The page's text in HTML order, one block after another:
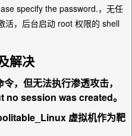
specify the password.，无任
活，后台启动 root 权限的 shell
解决
，但无法执行渗透攻击，
session was created。
虚拟机作为靶